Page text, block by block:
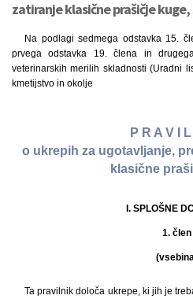
zatiranje klasične prašičje
Na podlagi sedmega odstavka 15.
prvega odstavka 19. člena in
veterinarskih merilih skladnosti (Uradni
kmetijstvo in okolje
P R A V I
o ukrepih za ugotavljanje,
klasične
I. SPLOŠNE
1. člen
Ta pravilnik določa ukrepe, ki jih je